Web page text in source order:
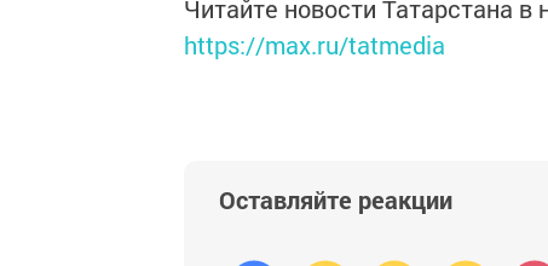
Читайте новости Татарстана
https://max.ru/tatmedia
Оставляйте реакции